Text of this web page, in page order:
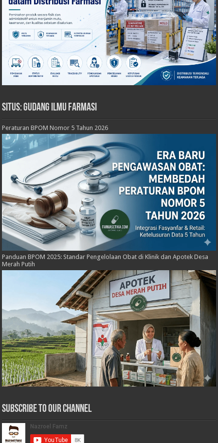
Situs: Gudang Ilmu Farmasi
Peraturan BPOM Nomor 5 Tahun 2026
Panduan BPOM 2025: Standar Pengelolaan Obat di Klinik dan Apotek Desa
Merah Putih
Subscribe to our Channel